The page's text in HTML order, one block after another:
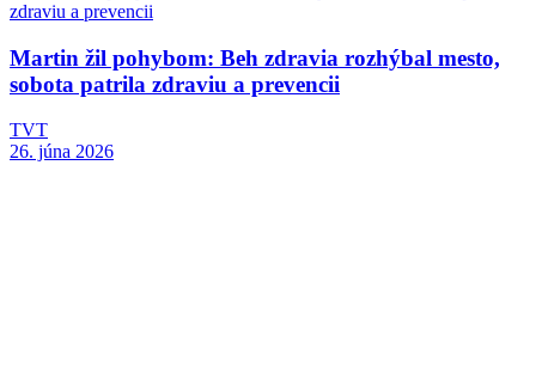
Martin žil pohybom: Beh zdravia rozhýbal mesto,
sobota patrila zdraviu a prevencii
TVT
26. júna 2026